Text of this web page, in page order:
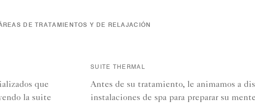
DE TRATAMIENTOS Y DE RELAJACIÓN
que
la suite
SUITE THERMAL
Antes de su tratamiento, le animamos a
instalaciones de spa para preparar su